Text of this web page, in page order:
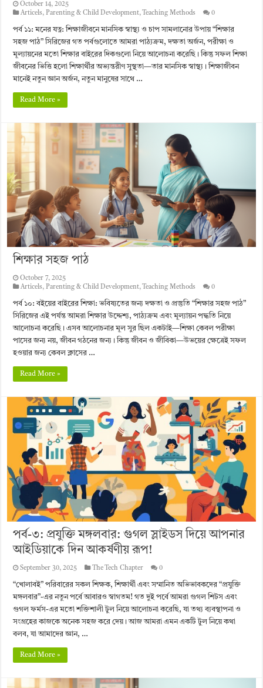
October 14, 2025
Articels,Parenting & Child Development, Teaching Methods 0
পর্ব ১১: মনের যত্ন: শিক্ষাজীবনে মানসিক স্বাস্থ্য ও চাপ সামলানোর উপায় “শিক্ষার
সহজ পাঠ” সিরিজের গত পর্বগুলোতে আমরা পাঠ্যক্রম, দক্ষতা অর্জন, পরীক্ষা ও
মূল্যায়নের মতো শিক্ষার বাইরের দিকগুলো নিয়ে আলোচনা করেছি। কিন্তু সফল শিক্ষা
জীবনের ভিত্তি হলো শিক্ষার্থীর অভ্যন্তরীণ সুস্থতা—তার মানসিক স্বাস্থ্য। শিক্ষাজীবন
মানেই নতুন জ্ঞান অর্জন, নতুন মানুষের সাথে …
Read More »
শিক্ষার সহজ পাঠ
October 7, 2025
Articels,Parenting & Child Development, Teaching Methods 0
পর্ব ১০: বইয়ের বাইরের শিক্ষা: ভবিষ্যতের জন্য দক্ষতা ও প্রস্তুতি “শিক্ষার সহজ পাঠ”
সিরিজের এই পর্যন্ত আমরা শিক্ষার উদ্দেশ্য, পাঠ্যক্রম এবং মূল্যায়ন পদ্ধতি নিয়ে
আলোচনা করেছি। এসব আলোচনার মূল সুর ছিল একটাই—শিক্ষা কেবল পরীক্ষা
পাসের জন্য নয়, জীবন গঠনের জন্য। কিন্তু জীবন ও জীবিকা—উভয়ের ক্ষেত্রেই সফল
হওয়ার জন্য কেবল ক্লাসের …
Read More »
পর্ব-৩: প্রযুক্তি মঙ্গলবার: গুগল স্লাইডস দিয়ে আপনার
আইডিয়াকে দিন আকর্ষণীয় রূপ!
September 30, 2025 The Tech Chapter 0
“খোলাবই” পরিবারের সকল শিক্ষক, শিক্ষার্থী এবং সম্মানিত অভিভাবকদের “প্রযুক্তি
মঙ্গলবার”-এর নতুন পর্বে আবারও স্বাগতম! গত দুই পর্বে আমরা গুগল শিটস এবং
গুগল ফর্মস-এর মতো শক্তিশালী টুল নিয়ে আলোচনা করেছি, যা তথ্য ব্যবস্থাপনা ও
সংগ্রহের কাজকে অনেক সহজ করে দেয়। আজ আমরা এমন একটি টুল নিয়ে কথা
বলব, যা আমাদের জ্ঞান, …
Read More »